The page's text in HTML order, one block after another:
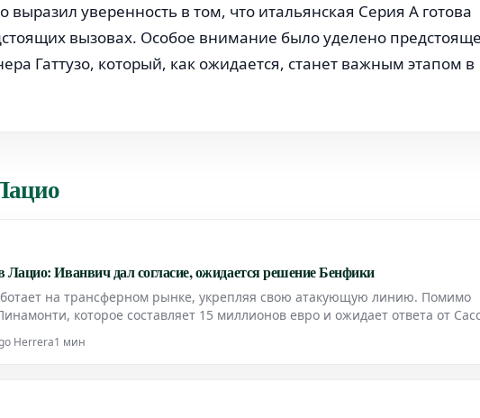
уверенность в том, что итальянская Серия А готова
вызовах. Особое внимание было уделено
Гаттузо, который, как ожидается, станет важным этапом в
Иванвич дал согласие, ожидается решение Бенфики
на трансферном рынке, укрепляя свою атакующую линию. Помимо
которое составляет 15 миллионов евро и ожидает ответа от
ведет переговоры по Ивановичу. Футболист дал свое согласие на
Herrera1 мин